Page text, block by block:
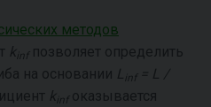
методов
kinf позволяет определить
на основании Linf
= L /
kinf оказывается